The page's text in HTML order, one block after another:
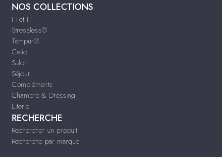
NOS COLLECTIONS
H et H
Stressless®
Tempur®
Celio
Salon
Séjour
Compléments
Chambre & Dressing
Literie
RECHERCHE
Rechercher un produit
Recherche par marque